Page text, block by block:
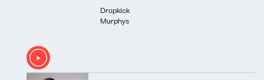
Dropkick
Murphys